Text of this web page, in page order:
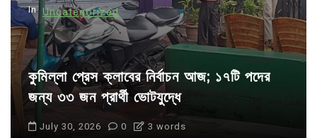
In Uncategorized
কুমিল্লা প্রেস ক্লাবের নির্বাচন আজ; ১৭টি পদের
জন্য ৩৩ জন প্রার্থী ভোটযুদ্ধে
July 30, 2026 0 3 words